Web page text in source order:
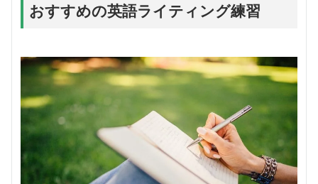
おすすめの英語ライティング練習